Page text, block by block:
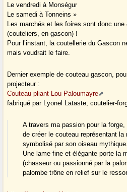
Le vendredi à Monségur
Le samedi à Tonneins »
Les marchés et les foires sont donc une
(couteliers, en gascon) !
Pour l’instant, la coutellerie du Gascon
mais voudrait le faire.
Dernier exemple de couteau gascon,
projecteur :
Couteau pliant Lou Paloumayre
fabriqué par Lyonel Lataste, coutelier-
A travers ma passion pour la forge,
de créer le couteau représentant la
symbolisé par son oiseau
Une lame fine et élégante porte la
(chasseur ou passionné par la
palombe trône en relief sur le